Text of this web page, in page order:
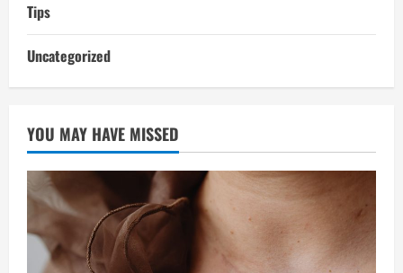
Tips
Uncategorized
YOU MAY HAVE MISSED